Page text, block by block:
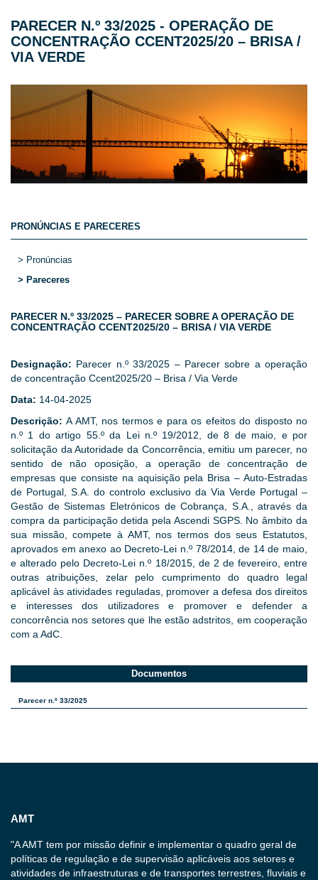
PARECER N.º 33/2025 - OPERAÇÃO DE
CONCENTRAÇÃO CCENT2025/20 – BRISA /
VIA VERDE
PRONÚNCIAS E PARECERES
> Pronúncias
> Pareceres
PARECER N.º 33/2025 – PARECER SOBRE A OPERAÇÃO DE
CONCENTRAÇÃO CCENT2025/20 – BRISA / VIA VERDE
Designação: Parecer n.º 33/2025 – Parecer sobre a operação
de concentração Ccent2025/20 – Brisa / Via Verde
Data: 14-04-2025
Descrição:A AMT, nos termos e para os efeitos do disposto no
n.º 1 do artigo 55.º da Lei n.º 19/2012, de 8 de maio, e por
solicitação da Autoridade da Concorrência, emitiu um parecer, no
sentido de não oposição, a operação de concentração de
empresas que consiste na aquisição pela Brisa – Auto-Estradas
de Portugal, S.A. do controlo exclusivo da Via Verde Portugal –
Gestão de Sistemas Eletrónicos de Cobrança, S.A., através da
compra da participação detida pela Ascendi SGPS. No âmbito da
sua missão, compete à AMT, nos termos dos seus Estatutos,
aprovados em anexo ao Decreto-Lei n.º 78/2014, de 14 de maio,
e alterado pelo Decreto-Lei n.º 18/2015, de 2 de fevereiro, entre
outras atribuições, zelar pelo cumprimento do quadro legal
aplicável às atividades reguladas, promover a defesa dos direitos
e interesses dos utilizadores e promover e defender a
concorrência nos setores que lhe estão adstritos, em cooperação
com a AdC.
Documentos
Parecer n.º 33/2025
AMT
"A AMT tem por missão definir e implementar o quadro geral de
políticas de regulação e de supervisão aplicáveis aos setores e
atividades de infraestruturas e de transportes terrestres, fluviais e